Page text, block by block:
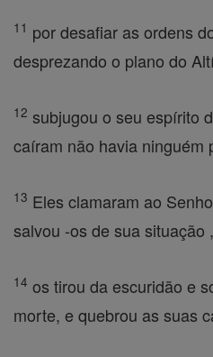
11 por desafiar as ordens
desprezando o plano do
12 subjugou o seu espírito
caíram não havia ninguém
13 Eles clamaram ao
salvou -os de sua situação ,
14 os tirou da escuridão e
morte, e quebrou as suas